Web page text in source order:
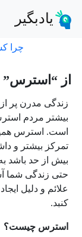
یادبگیر
چرا
از “استرس”
زندگی مدرن پر
بیشتر مردم
است. استرس
تمرکز بیشتر و
بیش از حد باشد
حتی زندگی شما
علائم و دلیل
کنبد.
استرس چیست؟